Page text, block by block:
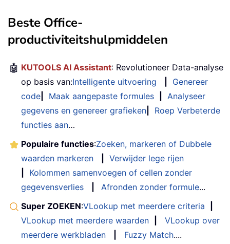
Beste Office-
productiviteitshulpmiddelen
🤖 KUTOOLS AI Assistant: Revolutioneer Data-analyse
op basis van:Intelligente uitvoering
Genereer
code
Maak aangepaste formules
Analyseer
gegevens en genereer grafieken
Roep Verbeterde
functies aan…
Populaire functies:Zoeken, markeren of Dubbele
waarden markeren
Verwijder lege rijen
Kolommen samenvoegen of cellen zonder
gegevensverlies
Afronden zonder formule...
Super ZOEKEN:VLookup met meerdere criteria
VLookup met meerdere waarden
VLookup over
meerdere werkbladen
Fuzzy Match....